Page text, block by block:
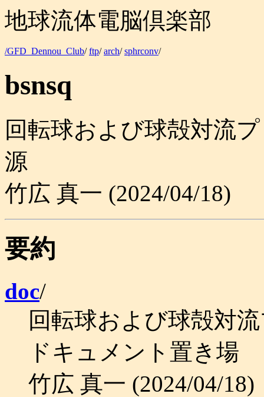
地球流体電脳倶楽部
/GFD_Dennou_Club/ftp/arch/sphrconv/
bsnsq
回転球および球殻対流
源
竹広 真一 (2024/04/18)
要約
doc/
回転球および球殻対
ドキュメント置き場
竹広 真一 (2024/04/18)